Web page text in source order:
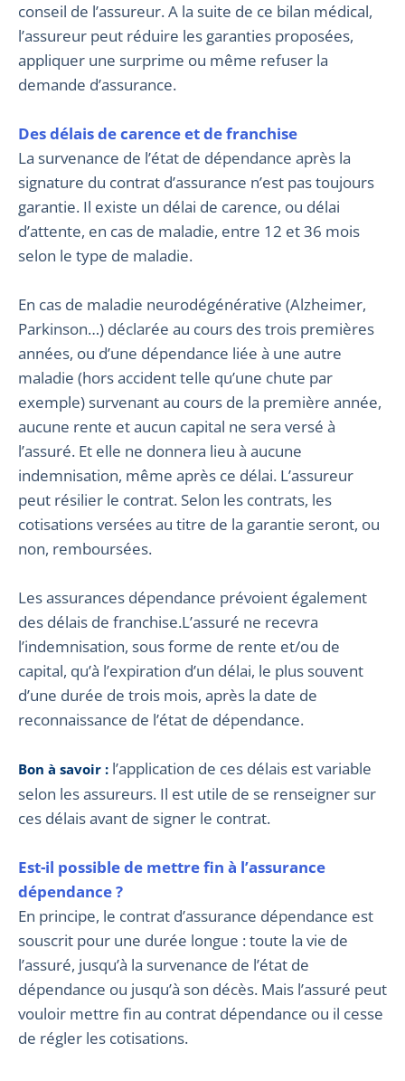
conseil de l’assureur. A la suite de ce bilan médical,
l’assureur peut réduire les garanties proposées,
appliquer une surprime ou même refuser la
demande d’assurance.
Des délais de carence et de franchise
La survenance de l’état de dépendance après la
signature du contrat d’assurance n’est pas toujours
garantie. Il existe un délai de carence, ou délai
d’attente, en cas de maladie, entre 12 et 36 mois
selon le type de maladie.
En cas de maladie neurodégénérative (Alzheimer,
Parkinson…) déclarée au cours des trois premières
années, ou d’une dépendance liée à une autre
maladie (hors accident telle qu’une chute par
exemple) survenant au cours de la première année,
aucune rente et aucun capital ne sera versé à
l’assuré. Et elle ne donnera lieu à aucune
indemnisation, même après ce délai. L’assureur
peut résilier le contrat. Selon les contrats, les
cotisations versées au titre de la garantie seront, ou
non, remboursées.
Les assurances dépendance prévoient également
des délais de franchise.L’assuré ne recevra
l’indemnisation, sous forme de rente et/ou de
capital, qu’à l’expiration d’un délai, le plus souvent
d’une durée de trois mois, après la date de
reconnaissance de l’état de dépendance.
Bon à savoir : l’application de ces délais est variable
selon les assureurs. Il est utile de se renseigner sur
ces délais avant de signer le contrat.
Est-il possible de mettre fin à l’assurance
dépendance ?
En principe, le contrat d’assurance dépendance est
souscrit pour une durée longue : toute la vie de
l’assuré, jusqu’à la survenance de l’état de
dépendance ou jusqu’à son décès. Mais l’assuré peut
vouloir mettre fin au contrat dépendance ou il cesse
de régler les cotisations.